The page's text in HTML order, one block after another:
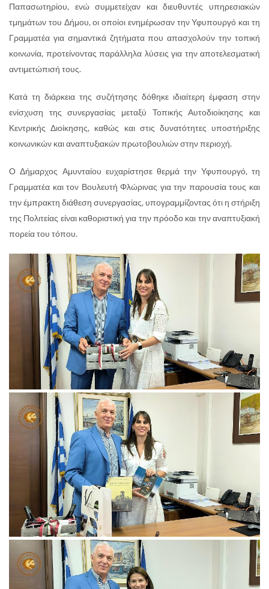
Παπασωτηρίου, ενώ συμμετείχαν και διευθυντές υπηρεσιακών
τμημάτων του Δήμου, οι οποίοι ενημέρωσαν την Υφυπουργό και τη
Γραμματέα για σημαντικά ζητήματα που απασχολούν την τοπική
κοινωνία, προτείνοντας παράλληλα λύσεις για την αποτελεσματική
αντιμετώπισή τους.
Κατά τη διάρκεια της συζήτησης δόθηκε ιδιαίτερη έμφαση στην
ενίσχυση της συνεργασίας μεταξύ Τοπικής Αυτοδιοίκησης και
Κεντρικής Διοίκησης, καθώς και στις δυνατότητες υποστήριξης
κοινωνικών και αναπτυξιακών πρωτοβουλιών στην περιοχή.
Ο Δήμαρχος Αμυνταίου ευχαρίστησε θερμά την Υφυπουργό, τη
Γραμματέα και τον Βουλευτή Φλώρινας για την παρουσία τους και
την έμπρακτη διάθεση συνεργασίας, υπογραμμίζοντας ότι η στήριξη
της Πολιτείας είναι καθοριστική για την πρόοδο και την αναπτυξιακή
πορεία του τόπου.